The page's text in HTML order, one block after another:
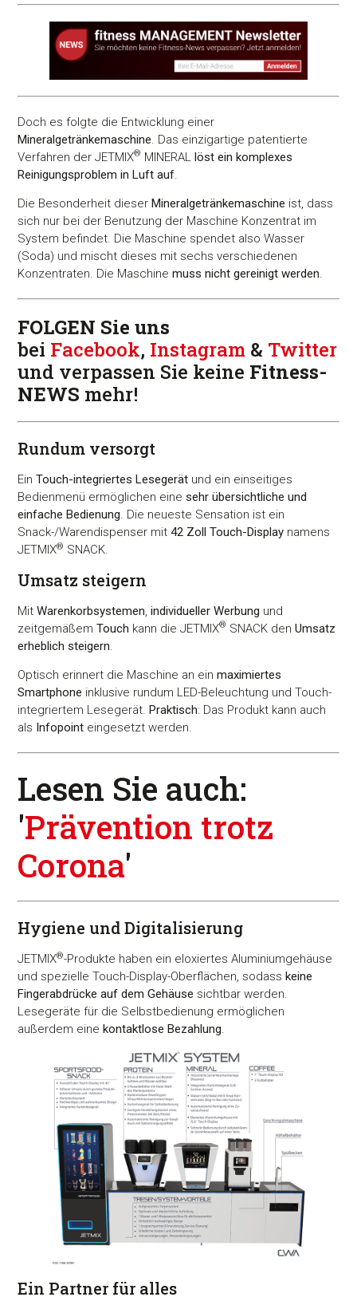
Doch es folgte die Entwicklung einer
Mineralgetränkemaschine. Das einzigartige patentierte
Verfahren der JETMIX® MINERALlöst ein komplexes
Reinigungsproblem in Luft auf.
Die Besonderheit dieser Mineralgetränkemaschine ist, dass
sich nur bei der Benutzung der Maschine Konzentrat im
System befindet. Die Maschine spendet also Wasser
(Soda) und mischt dieses mit sechs verschiedenen
Konzentraten. Die Maschinemuss nicht gereinigt werden.
FOLGEN Sie uns
bei Facebook, Instagram & Twitter
und verpassen Sie keine Fitness-
NEWS mehr!
Rundum versorgt
EinTouch-integriertes Lesegerät und ein einseitiges
Bedienmenü ermöglichen einesehr übersichtliche und
einfache Bedienung. Die neueste Sensation ist ein
Snack-/Warendispenser mit42 Zoll Touch-Display namens
JETMIX® SNACK.
Umsatz steigern
MitWarenkorbsystemen,individueller Werbung und
zeitgemäßemTouch kann die JETMIX® SNACK denUmsatz
erheblich steigern.
Optisch erinnert die Maschine an einmaximiertes
Smartphone inklusive rundum LED-Beleuchtung und Touch-
integriertem Lesegerät.Praktisch: Das Produkt kann auch
als Infopoint eingesetzt werden.
Lesen Sie auch:
'Prävention trotz
Corona'
Hygiene und Digitalisierung
JETMIX®-Produkte haben ein eloxiertes Aluminiumgehäuse
und spezielle Touch-Display-Oberflächen, sodasskeine
Fingerabdrücke auf dem Gehäuse sichtbar werden.
Lesegeräte für die Selbstbedienung ermöglichen
außerdem einekontaktlose Bezahlung.
Ein Partner für alles